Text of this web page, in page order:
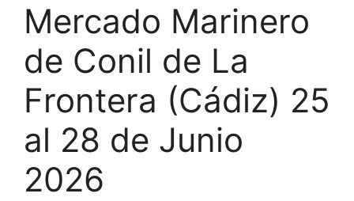
Mercado Marinero
de Conil de La
Frontera (Cádiz) 25
al 28 de Junio
2026